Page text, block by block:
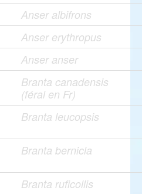
Anser albifrons
Anser erythropus
Anser anser
Branta canadensis
(féral en Fr)
Branta leucopsis
Branta bernicla
Branta ruficollis